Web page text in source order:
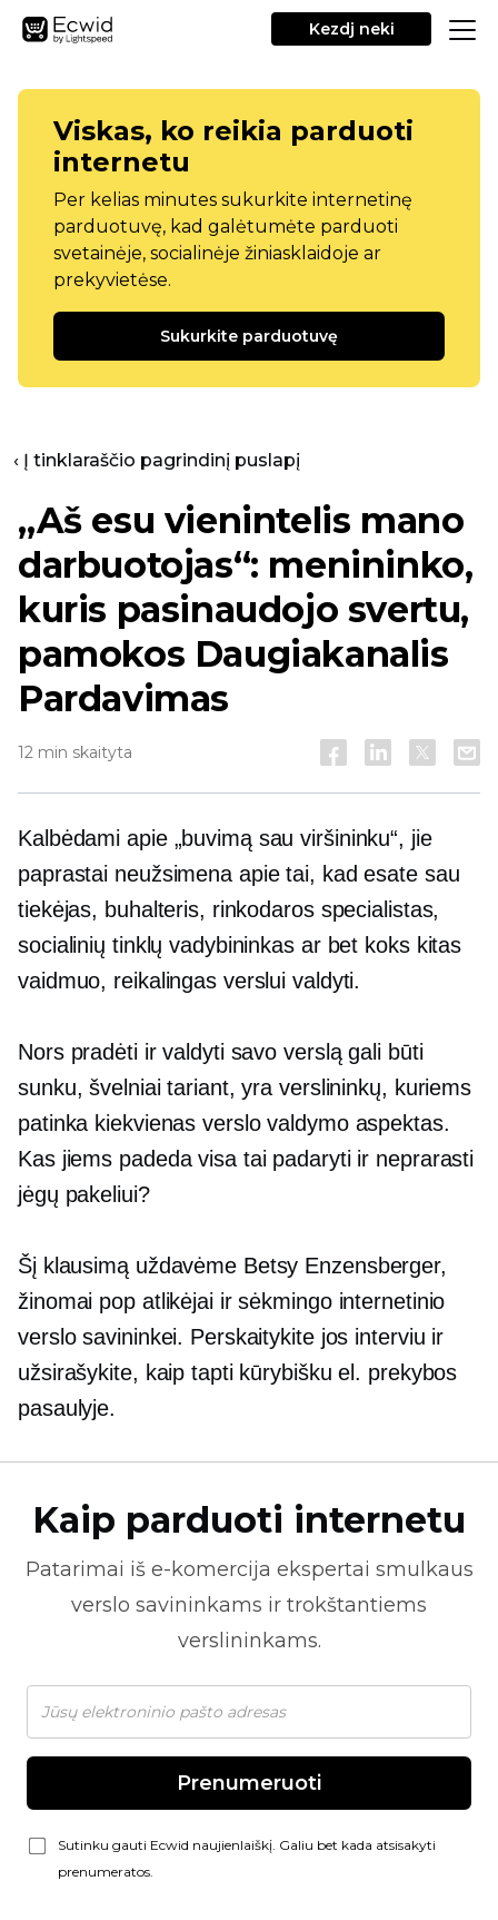
Kezdj neki
Viskas, ko reikia parduoti
internetu
Per kelias minutes sukurkite internetinę
parduotuvę, kad galėtumėte parduoti
svetainėje, socialinėje žiniasklaidoje ar
prekyvietėse.
Sukurkite parduotuvę
‹ Į tinklaraščio pagrindinį puslapį
„Aš esu vienintelis mano
darbuotojas“: menininko,
kuris pasinaudojo svertu,
pamokos Daugiakanalis
Pardavimas
12 min skaityta
Kalbėdami apie „buvimą sau viršininku“, jie
paprastai neužsimena apie tai, kad esate sau
tiekėjas, buhalteris, rinkodaros specialistas,
socialinių tinklų vadybininkas ar bet koks kitas
vaidmuo, reikalingas verslui valdyti.
Nors pradėti ir valdyti savo verslą gali būti
sunku, švelniai tariant, yra verslininkų, kuriems
patinka kiekvienas verslo valdymo aspektas.
Kas jiems padeda visa tai padaryti ir neprarasti
jėgų pakeliui?
Šį klausimą uždavėme Betsy Enzensberger,
žinomai pop atlikėjai ir sėkmingo internetinio
verslo savininkei. Perskaitykite jos interviu ir
užsirašykite, kaip tapti kūrybišku el. prekybos
pasaulyje.
Kaip parduoti internetu
Patarimai iš e-komercija ekspertai smulkaus
verslo savininkams ir trokštantiems
verslininkams.
Prenumeruoti
Sutinku gauti Ecwid naujienlaiškį. Galiu bet kada atsisakyti
prenumeratos.